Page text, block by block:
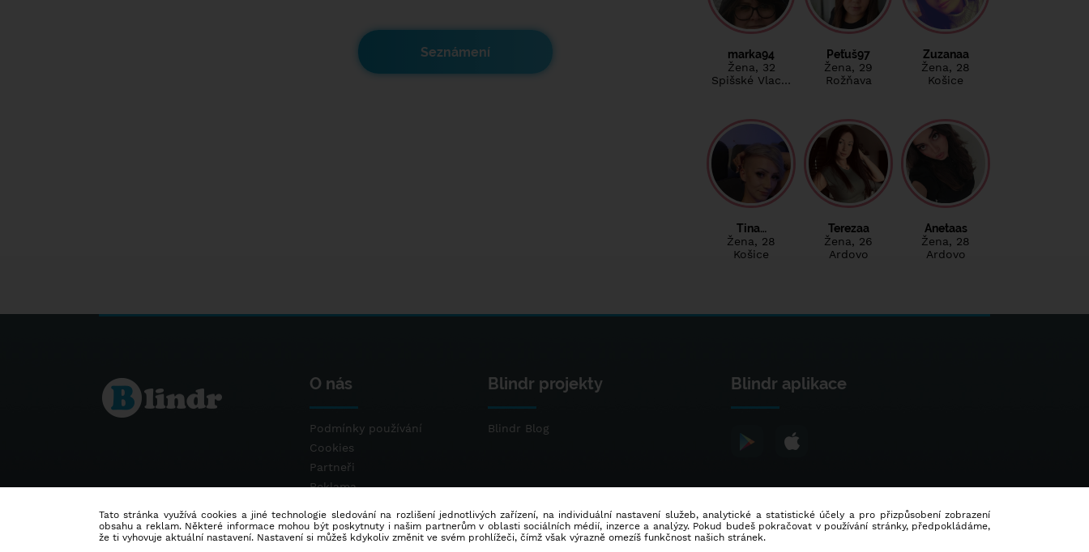
Seznámení
marka94
Žena, 32
Spišské Vlac…
Peťuš97
Žena, 29
Rožňava
Zuzanaa
Žena, 28
Košice
Tina…
Žena, 28
Košice
Terezaa
Žena, 26
Ardovo
Anetaas
Žena, 28
Ardovo
O nás
Podmínky používání
Cookies
Partneři
Reklama
Blindr projekty
Blindr Blog
Blindr aplikace
Tato stránka využívá cookies a jiné technologie sledování na rozlišení jednotlivých zařízení, na individuální nastavení služeb, analytické a statistické účely a pro přizpůsobení zobrazení
obsahu a reklam. Některé informace mohou být poskytnuty i našim partnerům v oblasti sociálních médií, inzerce a analýzy. Pokud budeš pokračovat v používání stránky, předpokládáme,
že ti vyhovuje aktuální nastavení. Nastavení si můžeš kdykoliv změnit ve svém prohlížeči, čímž však výrazně omezíš funkčnost našich stránek.